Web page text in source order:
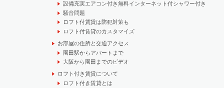
設備充実エアコン付き無料インターネット付シャワー付き
騒音問題
ロフト付賃貸は防犯対策も
ロフト付賃貸のカスタマイズ
お部屋の住所と交通アクセス
園田駅からアパートまで
大阪から園田までのビデオ
ロフト付き賃貸について
ロフト付き賃貸とは